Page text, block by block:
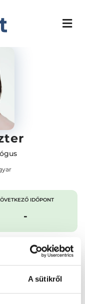
A sütikről
IDŐPONT
-
Vélemények